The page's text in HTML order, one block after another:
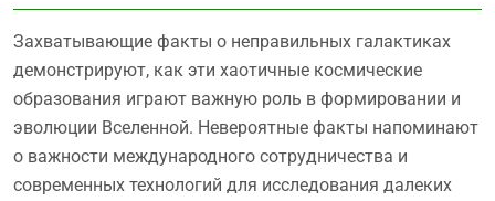
Захватывающие факты о неправильных галактиках
демонстрируют, как эти хаотичные космические
образования играют важную роль в формировании и
эволюции Вселенной. Невероятные факты напоминают
о важности международного сотрудничества и
современных технологий для исследования далеких